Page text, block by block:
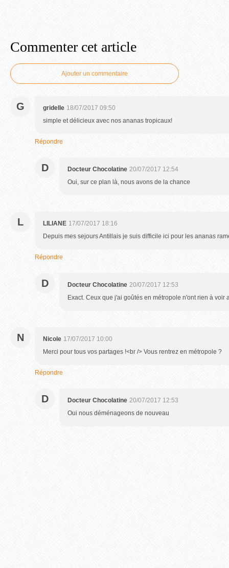
Commenter cet article
Ajouter un commentaire
G gridelle 18/07/2017 09:50
simple et délicieux avec nos ananas tropicaux!
Répondre
D Docteur Chocolatine 20/07/2017 12:54
Oui, sur ce plan là, nous avons de la chance
L LILIANE 17/07/2017 18:16
Depuis mes sejours Antillais je suis difficile ici pour les ananas
Répondre
D Docteur Chocolatine 20/07/2017 12:53
Exact. Ceux que j'ai goûtés en métropole n'ont rien à voir
N Nicole 17/07/2017 10:00
Merci pour tous vos partages !<br /> Vous rentrez en métropole ?
Répondre
D Docteur Chocolatine 20/07/2017 12:53
Oui nous déménageons de nouveau